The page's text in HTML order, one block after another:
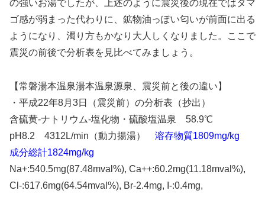
の強いお湯でしたが、上述のように震災後の現在ではタマ
ゴ感が弱まった代わりに、鉱物油っぽい匂いが前面に出る
ようになり、濁り方もかなり大人しくなりました。ここで
震災の前後で分析表を見比べてみましょう。
【常磐湯本温泉湯本温泉源泉、震災前と後の違い】
・平成22年8月3日（震災前）の分析表（抄出）
含硫黄-ナトリウム-塩化物・硫酸塩温泉 58.9℃
pH8.2 4312L/min（動力揚湯） 溶存物質1809mg/kg
成分総計1824mg/kg
Na+:540.5mg(87.48mval%), Ca++:60.2mg(11.18mval%),
Cl-:617.6mg(64.54mval%), Br-2.4mg, I-:0.4mg,